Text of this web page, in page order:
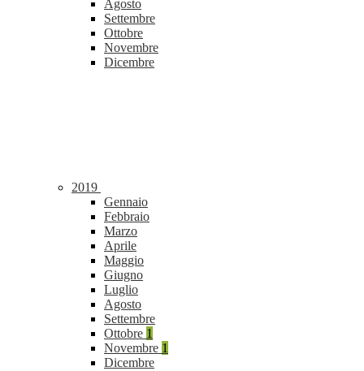
Agosto
Settembre
Ottobre
Novembre
Dicembre
2019
Gennaio
Febbraio
Marzo
Aprile
Maggio
Giugno
Luglio
Agosto
Settembre
Ottobre 1
Novembre 1
Dicembre